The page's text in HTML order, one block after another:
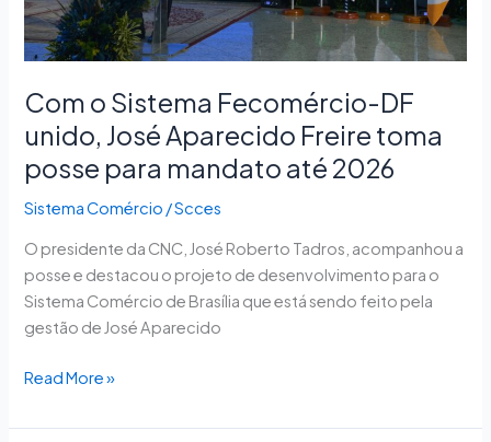
Com o Sistema Fecomércio-DF
unido, José Aparecido Freire toma
posse para mandato até 2026
Sistema Comércio /Scces
O presidente da CNC, José Roberto Tadros, acompanhou a
posse e destacou o projeto de desenvolvimento para o
Sistema Comércio de Brasília que está sendo feito pela
gestão de José Aparecido
toma
posse
mandato
2026
Read More »